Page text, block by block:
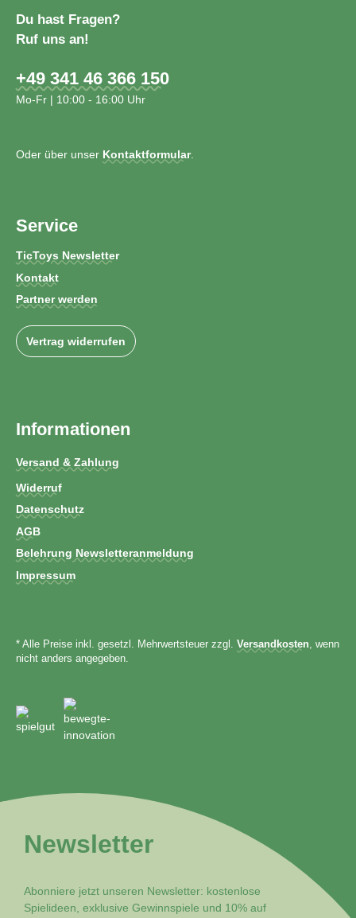
Du hast Fragen?
Ruf uns an!
+49 341 46 366 150
Mo-Fr | 10:00 - 16:00 Uhr
Oder über unser Kontaktformular.
Service
TicToys Newsletter
Kontakt
Partner werden
Vertrag widerrufen
Informationen
Versand & Zahlung
Widerruf
Datenschutz
AGB
Belehrung Newsletteranmeldung
Impressum
* Alle Preise inkl. gesetzl. Mehrwertsteuer zzgl. Versandkosten , wenn
nicht anders angegeben.
Newsletter
Abonniere jetzt unseren Newsletter: kostenlose
Spielideen, exklusive Gewinnspiele und 10% auf